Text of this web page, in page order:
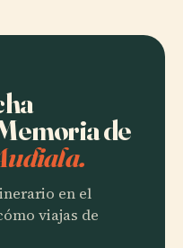
de
en el
viajas de